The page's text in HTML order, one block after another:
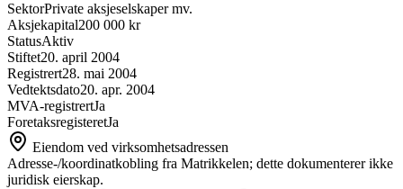
SektorPrivate aksjeselskaper mv.
Aksjekapital200 000 kr
StatusAktiv
Stiftet20. april 2004
Registrert28. mai 2004
Vedtektsdato20. apr. 2004
MVA-registrertJa
ForetaksregisteretJa
Eiendom ved virksomhetsadressen
Adresse-/koordinatkobling fra Matrikkelen; dette dokumenterer ikke
juridisk eierskap.